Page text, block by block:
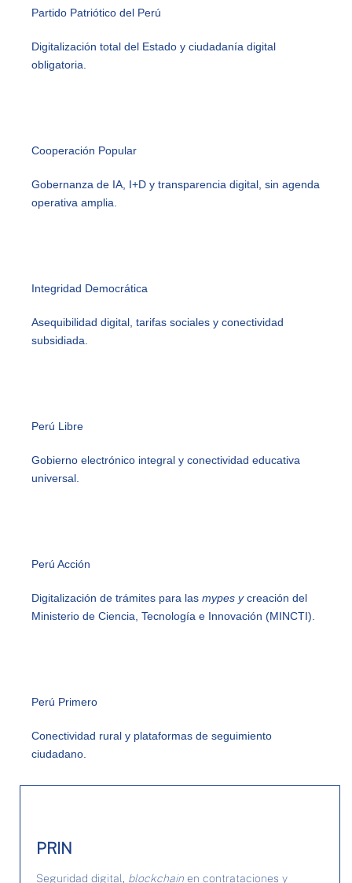
Partido Patriótico del Perú
Digitalización total del Estado y ciudadanía digital
obligatoria.
Cooperación Popular
Gobernanza de IA, I+D y transparencia digital, sin agenda
operativa amplia.
Integridad Democrática
Asequibilidad digital, tarifas sociales y conectividad
subsidiada.
Perú Libre
Gobierno electrónico integral y conectividad educativa
universal.
Perú Acción
Digitalización de trámites para las mypes ycreación del
Ministerio de Ciencia, Tecnología e Innovación (MINCTI).
Perú Primero
Conectividad rural y plataformas de seguimiento
ciudadano.
PRIN
Seguridad digital, blockchain en contrataciones y